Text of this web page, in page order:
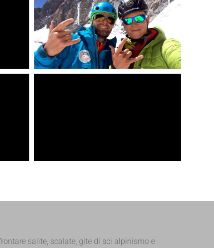
salite, scalate, gite di sci alpinismo e